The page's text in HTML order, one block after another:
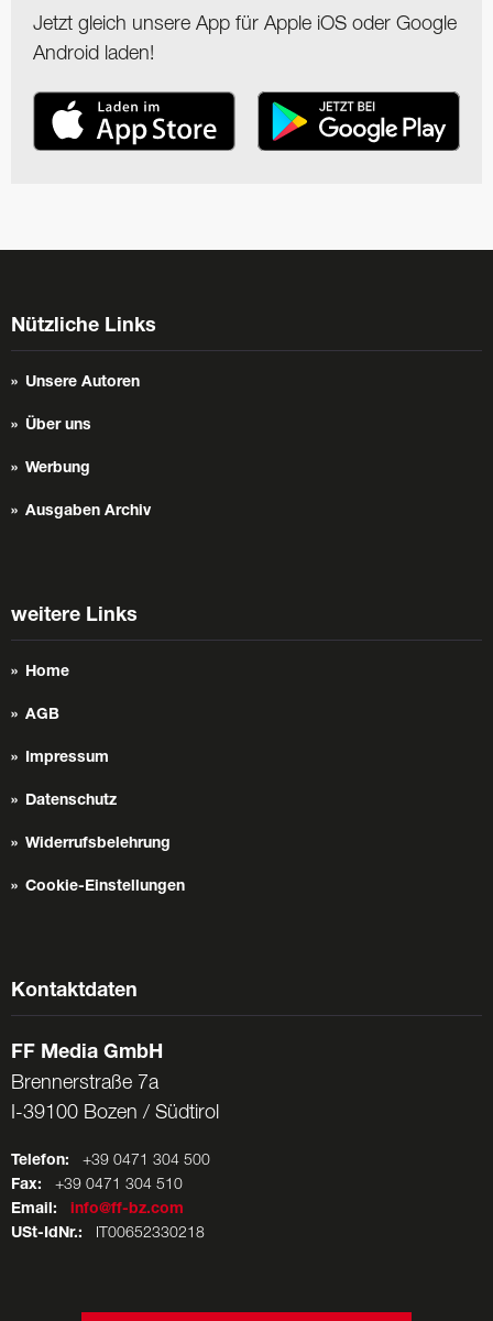
Jetzt gleich unsere App für Apple iOS oder Google
Android laden!
Nützliche Links
Unsere Autoren
Über uns
Werbung
Ausgaben Archiv
weitere Links
Home
AGB
Impressum
Datenschutz
Widerrufsbelehrung
Cookie-Einstellungen
Kontaktdaten
FF Media GmbH
Brennerstraße 7a
I-39100 Bozen / Südtirol
Telefon: +39 0471 304 500
Fax: +39 0471 304 510
Email:
info@ff-bz.com
USt-IdNr.: IT00652330218